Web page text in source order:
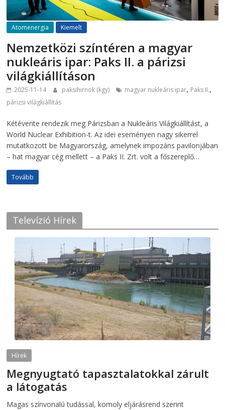
Atomenergia Kiemelt
Nemzetközi színtéren a magyar
nukleáris ipar: Paks II. a párizsi
világkiállításon
2025-11-14 paksihirnok (kgy) magyar nukleáris ipar, Paks II.,
párizsi világkiállítás
Kétévente rendezik meg Párizsban a Nukleáris Világkiállítást, a
World Nuclear Exhibition-t. Az idei eseményen nagy sikerrel
mutatkozott be Magyarország, amelynek impozáns pavilonjában
– hat magyar cég mellett – a Paks II. Zrt. volt a főszereplő…
Tovább
Televízió Hírek
Hírek
Megnyugtató tapasztalatokkal zárult
a látogatás
Magas színvonalú tudással, komoly eljárásrend szerint